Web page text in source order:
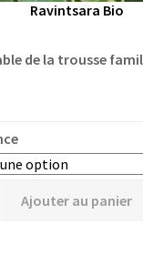
Ravintsara Bio
de la trousse
Ajouter au panier